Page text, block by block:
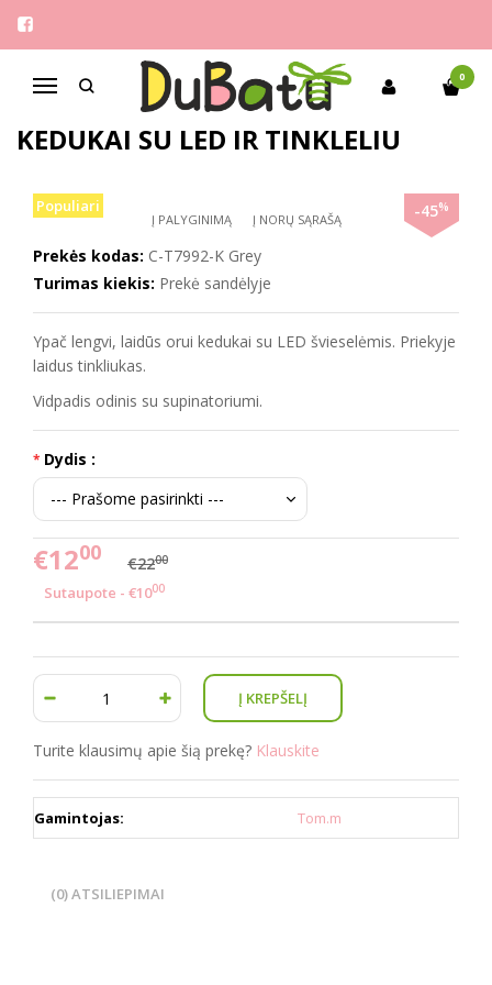
Navigacija
0
Pagrindinis
Tom.m 21-26 laidūs orui kedukai su LED ir tinkleliu
TOM.M 21-26 LAIDŪS ORUI
KEDUKAI SU LED IR TINKLELIU
Populiari -45%
Į PALYGINIMĄ Į NORŲ SĄRAŠĄ
Prekės kodas: C-T7992-K Grey
Turimas kiekis: Prekė sandėlyje
Ypač lengvi, laidūs orui kedukai su LED švieselėmis. Priekyje
laidus tinkliukas.
Vidpadis odinis su supinatoriumi.
Dydis :
€1200 €2200
Sutaupote - €1000
Turite klausimų apie šią prekę? Klauskite
Gamintojas: Tom.m
(0) ATSILIEPIMAI